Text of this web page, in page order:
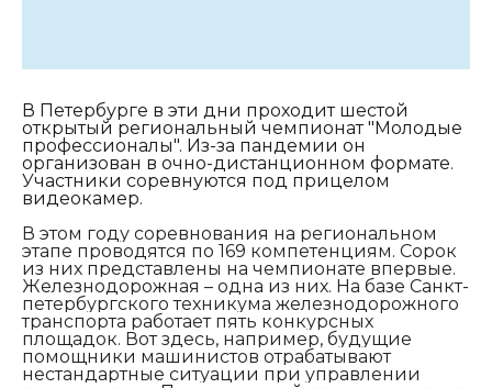
В Петербурге в эти дни проходит шестой
открытый региональный чемпионат "Молодые
профессионалы". Из-за пандемии он
организован в очно-дистанционном формате.
Участники соревнуются под прицелом
видеокамер.
В этом году соревнования на региональном
этапе проводятся по 169 компетенциям. Сорок
из них представлены на чемпионате впервые.
Железнодорожная – одна из них. На базе Санкт-
петербургского техникума железнодорожного
транспорта работает пять конкурсных
площадок. Вот здесь, например, будущие
помощники машинистов отрабатывают
нестандартные ситуации при управлении